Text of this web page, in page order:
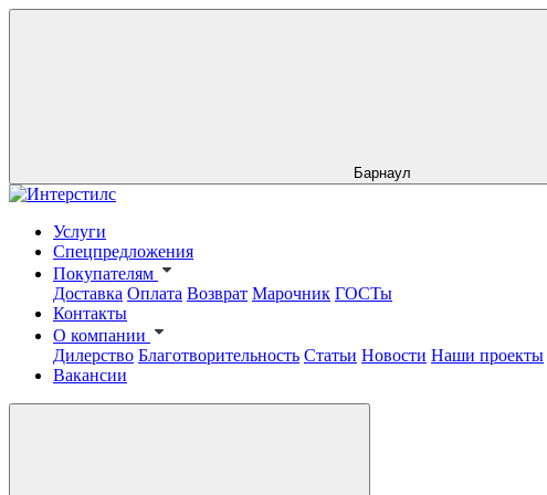
Барнаул
Услуги
Спецпредложения
Покупателям
Доставка Оплата Возврат Марочник ГОСТы
Контакты
О компании
Дилерство Благотворительность Статьи Новости Наши проекты
Вакансии